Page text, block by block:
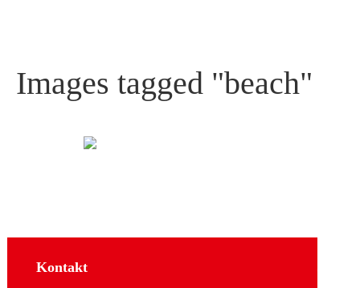
Images tagged "beach"
Kontakt